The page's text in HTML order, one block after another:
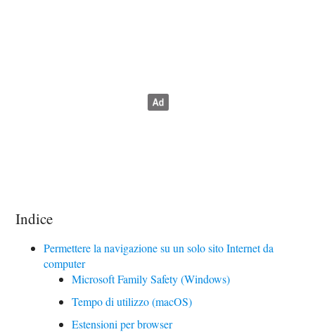
Indice
Permettere la navigazione su un solo sito Internet da
computer
Microsoft Family Safety (Windows)
Tempo di utilizzo (macOS)
Estensioni per browser